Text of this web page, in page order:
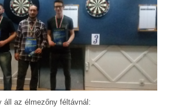
áll az élmezőny féltávnál: